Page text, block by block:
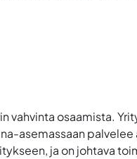
vahvinta osaamista.
asemassaan palvelee
ja on johtava